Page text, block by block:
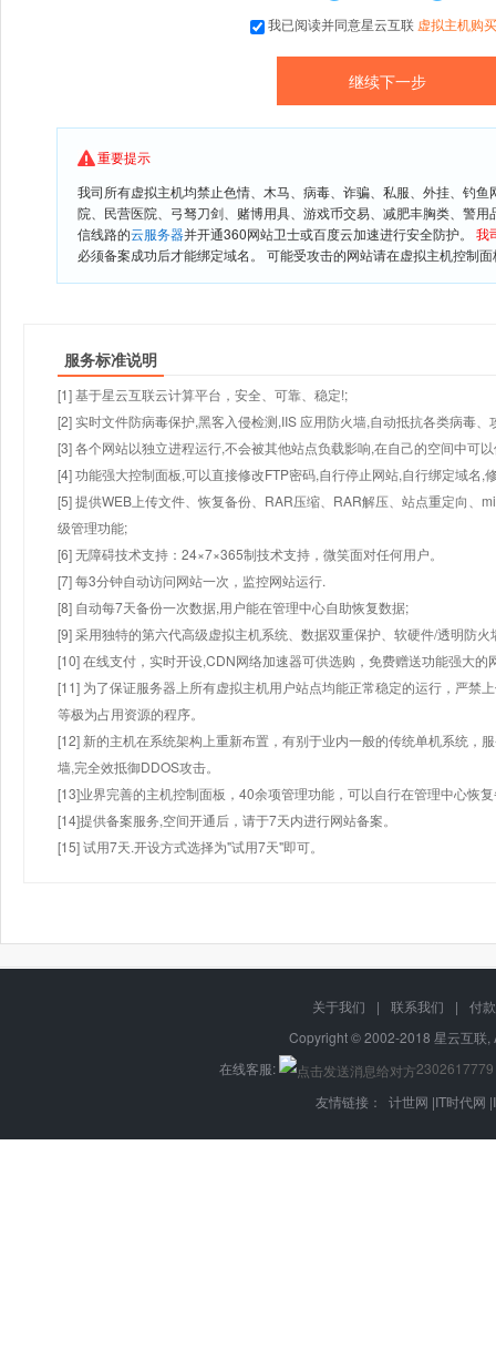
我已阅读并同意星云互联 虚拟主机购
重要提示
我司所有虚拟主机均禁止色情、木马、病毒、诈骗、私服、外挂、钓
院、民营医院、弓驽刀剑、赌博用具、游戏币交易、减肥丰胸类、警
信线路的云服务器并开通360网站卫士或百度云加速进行安全防护。 我
必须备案成功后才能绑定域名。 可能受攻击的网站请在虚拟主机控制
服务标准说明
[1] 基于星云互联云计算平台，安全、可靠、稳定!;
[2] 实时文件防病毒保护,黑客入侵检测,IIS 应用防火墙,自动抵抗各类病毒、
[3] 各个网站以独立进程运行,不会被其他站点负载影响,在自己的空间中可
[4] 功能强大控制面板,可以直接修改FTP密码,自行停止网站,自行绑定域名,
[5] 提供WEB上传文件、恢复备份、RAR压缩、RAR解压、站点重定向、
级管理功能;
[6] 无障碍技术支持：24×7×365制技术支持，微笑面对任何用户。
[7] 每3分钟自动访问网站一次，监控网站运行.
[8] 自动每7天备份一次数据,用户能在管理中心自助恢复数据;
[9] 采用独特的第六代高级虚拟主机系统、数据双重保护、软硬件/透明防火
[10] 在线支付，实时开设,CDN网络加速器可供选购，免费赠送功能强大
[11] 为了保证服务器上所有虚拟主机用户站点均能正常稳定的运行，严禁
等极为占用资源的程序。
[12] 新的主机在系统架构上重新布置，有别于业内一般的传统单机系统，
墙,完全效抵御DDOS攻击。
[13]业界完善的主机控制面板，40余项管理功能，可以自行在管理中心恢
[14]提供备案服务,空间开通后，请于7天内进行网站备案。
[15] 试用7天.开设方式选择为"试用7天"即可。
关于我们 | 联系我们 |
付
Copyright © 2002-2018 星云互
在线客服:
2302617779
友情链接： 计世网 |IT时代网 |